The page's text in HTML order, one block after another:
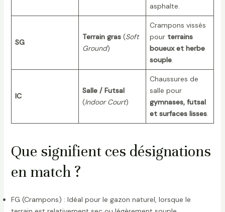
asphalte.
SG
Terrain gras(Soft
Ground)
Crampons vissés
pour terrains
boueux et herbe
souple.
IC
Salle / Futsal
(Indoor Court)
Chaussures de
salle pour
gymnases, futsal
et surfaces lisses.
Que signifient ces désignations
en match ?
FG (Crampons) : Idéal pour le gazon naturel, lorsque le